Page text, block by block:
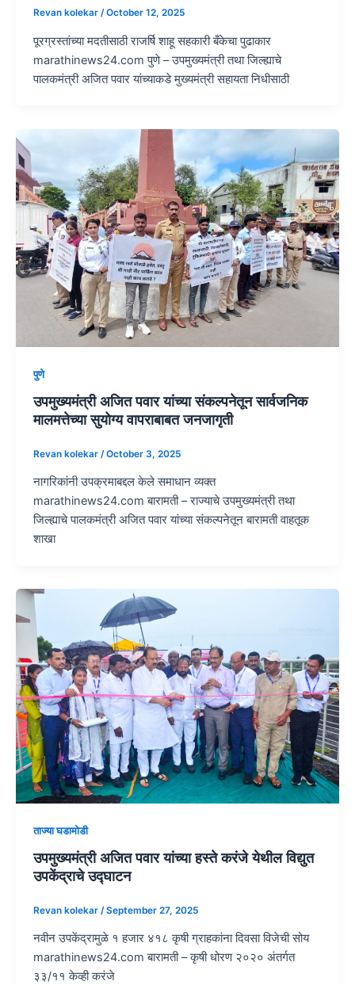
Revan kolekar /October 12, 2025
पूरग्रस्तांच्या मदतीसाठी राजर्षि शाहू सहकारी बँकेचा पुढाकार
marathinews24.com पुणे – उपमुख्यमंत्री तथा जिल्ह्याचे
पालकमंत्री अजित पवार यांच्याकडे मुख्यमंत्री सहायता निधीसाठी
पुणे
उपमुख्यमंत्री अजित पवार यांच्या संकल्पनेतून सार्वजनिक
मालमत्तेच्या सुयोग्य वापराबाबत जनजागृती
Revan kolekar /October 3, 2025
नागरिकांनी उपक्रमाबद्दल केले समाधान व्यक्त
marathinews24.com बारामती – राज्याचे उपमुख्यमंत्री तथा
जिल्ह्याचे पालकमंत्री अजित पवार यांच्या संकल्पनेतून बारामती वाहतूक
शाखा
ताज्या घडामोडी
उपमुख्यमंत्री अजित पवार यांच्या हस्ते करंजे येथील विद्युत
उपकेंद्राचे उद्घाटन
Revan kolekar /September 27, 2025
नवीन उपकेंद्रामुळे १ हजार ४१८ कृषी ग्राहकांना दिवसा विजेची सोय
marathinews24.com बारामती – कृषी धोरण २०२० अंतर्गत
३३/११ केव्ही करंजे